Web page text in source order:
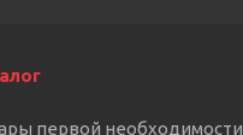
первой необходимости